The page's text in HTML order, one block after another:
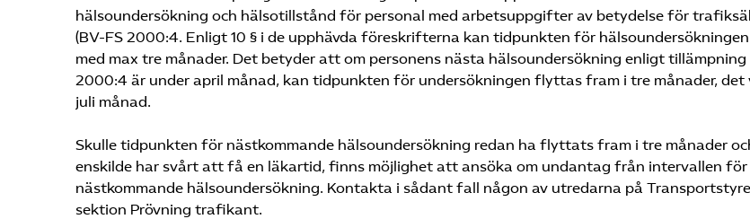
hälsoundersökning och hälsotillstånd för personal med arbetsuppgifter av betydelse för
(BV-FS 2000:4. Enligt 10 § i de upphävda föreskrifterna kan tidpunkten för
med max tre månader. Det betyder att om personens nästa hälsoundersökning enligt tillämpning
2000:4 är under april månad, kan tidpunkten för undersökningen flyttas fram i tre månader, det
juli månad.
Skulle tidpunkten för nästkommande hälsoundersökning redan ha flyttats fram i tre månader
enskilde har svårt att få en läkartid, finns möjlighet att ansöka om undantag från intervallen för
nästkommande hälsoundersökning. Kontakta i sådant fall någon av utredarna på
sektion Prövning trafikant.